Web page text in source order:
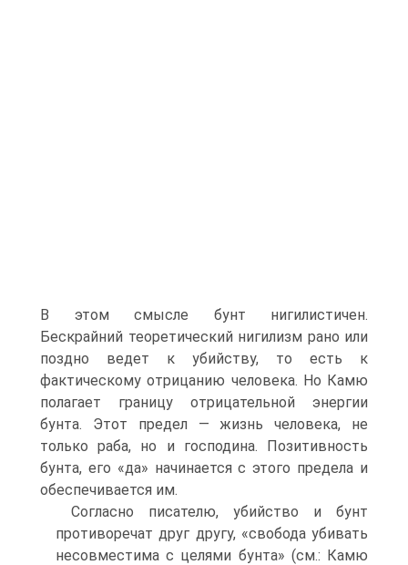
В этом смысле бунт нигилистичен.
Бескрайний теоретический нигилизм рано или
поздно ведет к убийству, то есть к
фактическому отрицанию человека. Но Камю
полагает границу отрицательной энергии
бунта. Этот предел — жизнь человека, не
только раба, но и господина. Позитивность
бунта, его «да» начинается с этого предела и
обеспечивается им.
Согласно писателю, убийство и бунт
противоречат друг другу, «свобода убивать
несовместима с целями бунта» (см.: Камю